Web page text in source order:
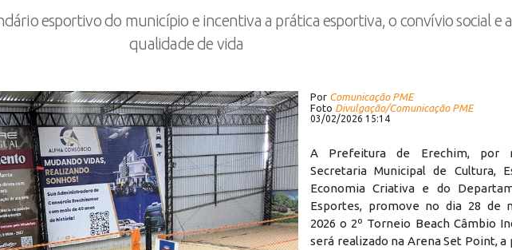
esportivo do município e incentiva a prática esportiva, o convívio social e a
qualidade de vida
Por Comunicação PME
Foto Divulgação/Comunicação PME
03/02/2026 15:14
A Prefeitura de Erechim, por
Secretaria Municipal de Cultura,
Economia Criativa e do
Esportes, promove no dia 28 de
2026 o 2º Torneio Beach Câmbio
será realizado na Arena Set Point, a